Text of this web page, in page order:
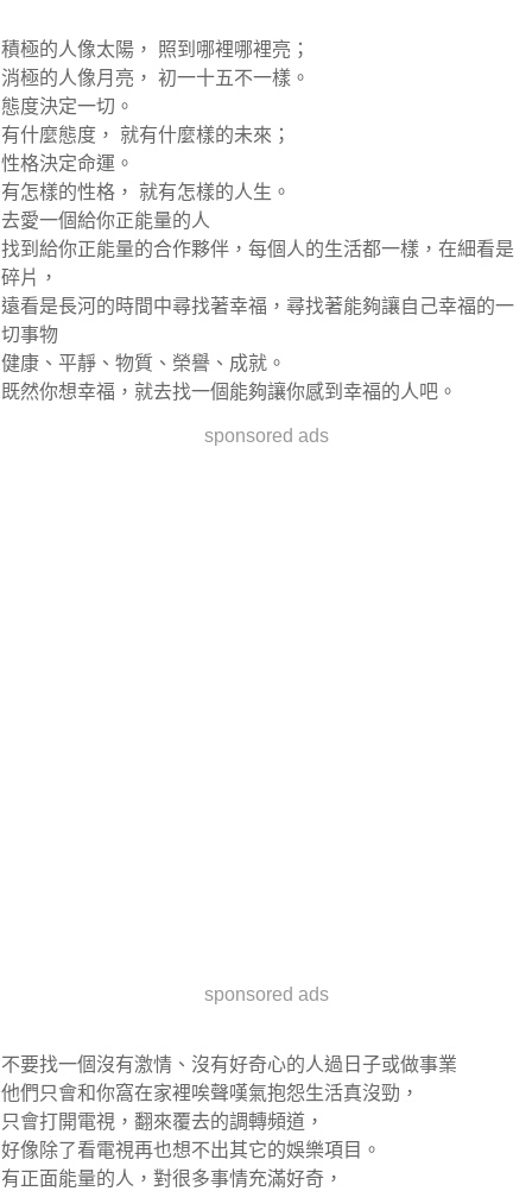
積極的人像太陽， 照到哪裡哪裡亮；
消極的人像月亮， 初一十五不一樣。
態度決定一切。
有什麼態度， 就有什麼樣的未來；
性格決定命運。
有怎樣的性格， 就有怎樣的人生。
去愛一個給你正能量的人
找到給你正能量的合作夥伴，每個人的生活都一樣，在細看是
碎片，
遠看是長河的時間中尋找著幸福，尋找著能夠讓自己幸福的一
切事物
健康、平靜、物質、榮譽、成就。
既然你想幸福，就去找一個能夠讓你感到幸福的人吧。
sponsored ads
sponsored ads
不要找一個沒有激情、沒有好奇心的人過日子或做事業
他們只會和你窩在家裡唉聲嘆氣抱怨生活真沒勁，
只會打開電視，翻來覆去的調轉頻道，
好像除了看電視再也想不出其它的娛樂項目。
有正面能量的人，對很多事情充滿好奇，